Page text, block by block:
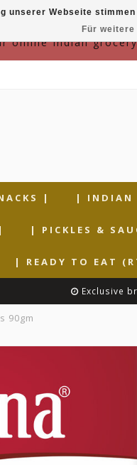
online Indian
| | INDIAN
| PICKLES &
| READY TO EAT
Exclusive
90gm
unserer Webseite
Für